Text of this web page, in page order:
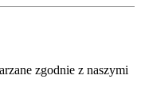
zgodnie z naszymi